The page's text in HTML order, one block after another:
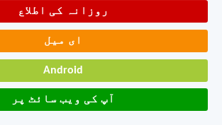
روزانہ کی اطلاع
ای میل
Android
آپ کی ویب سائٹ پر